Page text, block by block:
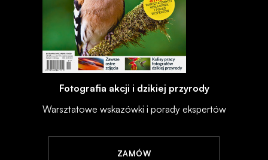
Fotografia akcji i dzikiej przyrody
Warsztatowe wskazówki i porady ekspertów
ZAMÓW